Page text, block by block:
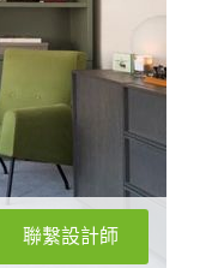
聯繫設計師